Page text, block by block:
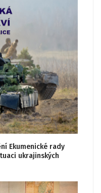
Ekumenické rady
ukrajinských